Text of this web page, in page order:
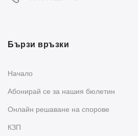
Бързи връзки
Начало
Абонирай се за нашия бюлетин
Oнлайн решаване на спорове
КЗП